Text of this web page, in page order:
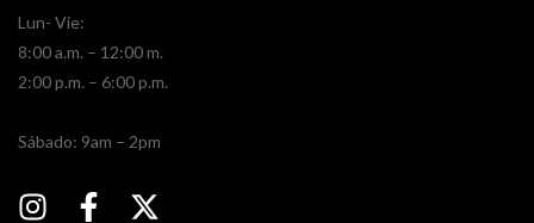
Lun- Vie:
8:00 a.m. – 12:00 m.
2:00 p.m. – 6:00 p.m.
​​Sábado: 9am – 2pm